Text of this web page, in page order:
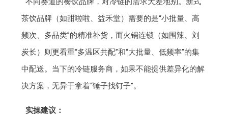
茶饮品牌（如甜啦啦、益禾堂）需要的是“小批量、高
频次、多品类”的精准补货，而火锅连锁（如围辣、刘
炭长）则更看重“多温区共配”和“大批量、低频率”的集
中配送。当下的冷链服务商，如果不能提供差异化的解
决方案，无异于拿着“锤子找钉子”。
实操建议：